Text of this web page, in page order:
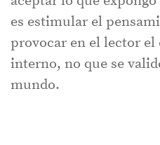
es estimular el
provocar en el lector
interno, no que se
mundo.